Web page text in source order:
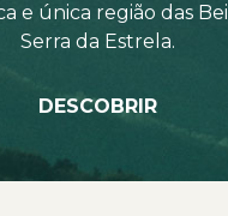
e única região das
Serra da Estrela.
DESCOBRIR